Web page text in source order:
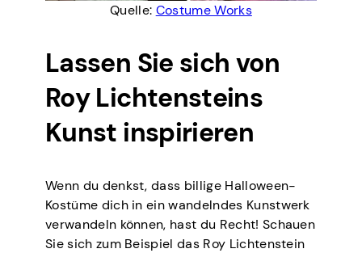
Quelle: Costume Works
Lassen Sie sich von
Roy Lichtensteins
Kunst inspirieren
Wenn du denkst, dass billige Halloween-
Kostüme dich in ein wandelndes Kunstwerk
verwandeln können, hast du Recht! Schauen
Sie sich zum Beispiel das Roy Lichtenstein